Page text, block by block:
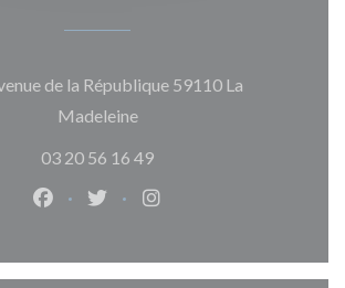
de la République 59110 La
Madeleine((abre numa nova janela))
03 20 56 16 49
Facebook ((abre numa nova janela))
Twitter ((abre numa nova
Instagram ((abre